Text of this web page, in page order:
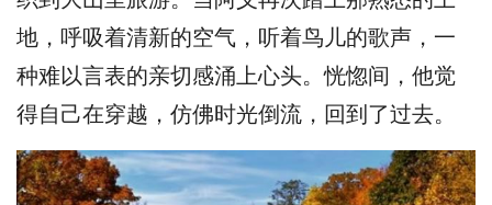
地，呼吸着清新的空气，听着鸟儿的歌声，一
种难以言表的亲切感涌上心头。恍惚间，他觉
得自己在穿越，仿佛时光倒流，回到了过去。